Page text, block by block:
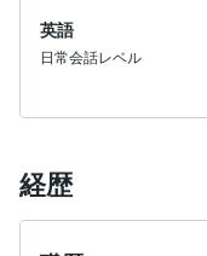
英語
日常会話レベル
経歴